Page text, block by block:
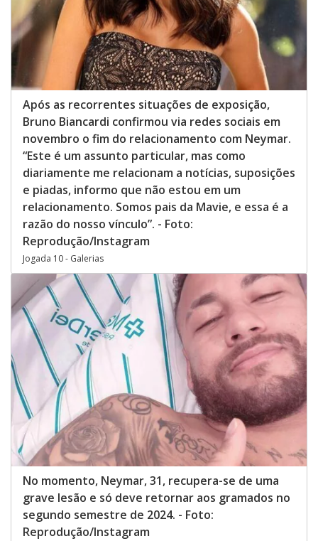
Após as recorrentes situações de exposição,
Bruno Biancardi confirmou via redes sociais em
novembro o fim do relacionamento com Neymar.
“Este é um assunto particular, mas como
diariamente me relacionam a notícias, suposições
e piadas, informo que não estou em um
relacionamento. Somos pais da Mavie, e essa é a
razão do nosso vínculo”. - Foto:
Reprodução/Instagram
Jogada 10 - Galerias
No momento, Neymar, 31, recupera-se de uma
grave lesão e só deve retornar aos gramados no
segundo semestre de 2024. - Foto:
Reprodução/Instagram